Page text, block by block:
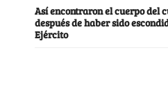
Así encontraron el cuerpo del
después de haber sido
Ejército